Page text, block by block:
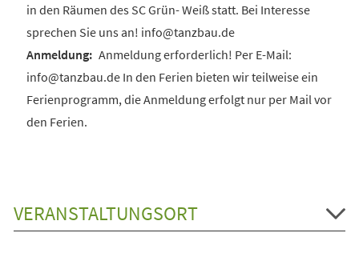
in den Räumen des SC Grün- Weiß statt. Bei Interesse
sprechen Sie uns an! info@tanzbau.de
Anmeldung erforderlich! Per E-Mail:
info@tanzbau.de In den Ferien bieten wir teilweise ein
Ferienprogramm, die Anmeldung erfolgt nur per Mail vor
den Ferien.
VERANSTALTUNGSORT